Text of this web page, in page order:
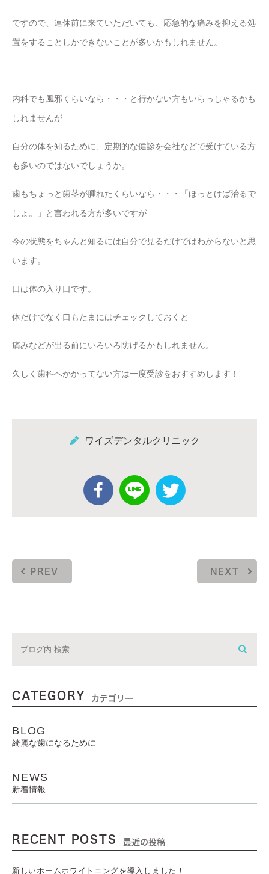
ですので、連休前に来ていただいても、応急的な痛みを抑える処
置をすることしかできないことが多いかもしれません。
内科でも風邪くらいなら・・・と行かない方もいらっしゃるかも
しれませんが
自分の体を知るために、定期的な健診を会社などで受けている方
も多いのではないでしょうか。
歯もちょっと歯茎が腫れたくらいなら・・・「ほっとけば治るで
しょ。」と言われる方が多いですが
今の状態をちゃんと知るには自分で見るだけではわからないと思
います。
口は体の入り口です。
体だけでなく口もたまにはチェックしておくと
痛みなどが出る前にいろいろ防げるかもしれません。
久しく歯科へかかってない方は一度受診をおすすめします！
ワイズデンタルクリニック
PREV NEXT
CATEGORY カテゴリー
BLOG
綺麗な歯になるために
NEWS
新着情報
RECENT POSTS 最近の投稿
新しいホームホワイトニングを導入しました！